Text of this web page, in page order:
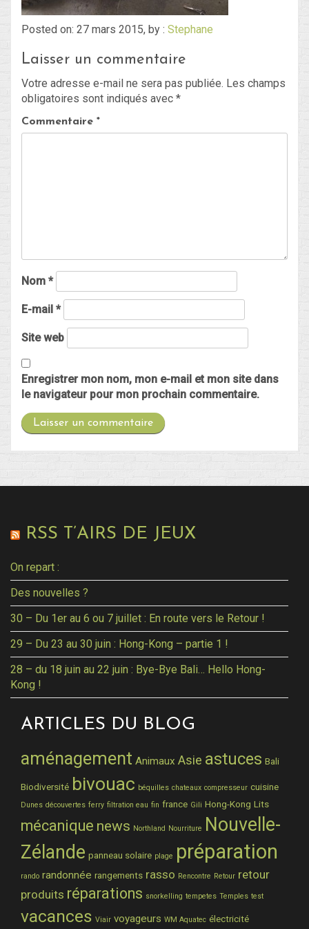
Posted on: 27 mars 2015, by : Stephane
Laisser un commentaire
Votre adresse e-mail ne sera pas publiée. Les champs
obligatoires sont indiqués avec *
Commentaire *
Nom *
E-mail *
Site web
Enregistrer mon nom, mon e-mail et mon site dans
le navigateur pour mon prochain commentaire.
RSS T’AIRS DE JEUX
On repart :
Des nouvelles ?
30 – Du 1er au 6 ou 7 juillet : En route vers le Retour !
29 – Du 23 au 30 juin : Hong-Kong – partie 1 !
28 – du 18 juin au 22 juin : Bye-Bye Bali… Hello Hong-
Kong !
ARTICLES DU BLOG
aménagement Animaux Asie astuces Bali
Biodiversité bivouac béquilles chateaux compresseur cuisine
Dunes découvertes ferry filtration eau fin france Gili Hong-Kong Lits
mécanique news Northland Nourriture Nouvelle-
Zélande panneau solaire plage préparation
rando randonnée rangements rasso Rencontre Retour retour
produits réparations snorkelling tempetes Temples test
vacances Viair voyageurs WM Aquatec électricité